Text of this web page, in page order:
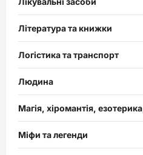
Література та книжки
Логістика та транспорт
Людина
Магія, хіромантія,
Міфи та легенди